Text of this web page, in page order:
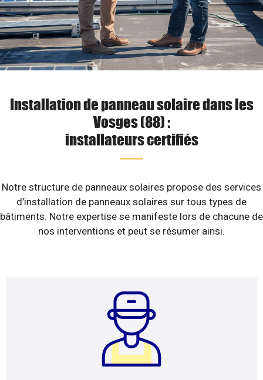
Installation de panneau solaire dans les
Vosges (88) :
installateurs certifiés
Notre structure de panneaux solaires propose des services
d’installation de panneaux solaires sur tous types de
bâtiments. Notre expertise se manifeste lors de chacune de
nos interventions et peut se résumer ainsi.